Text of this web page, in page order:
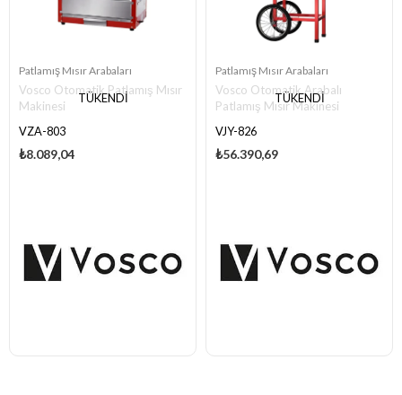
TÜKENDI
Patlamış Mısır Arabaları
Vosco Otomatik Patlamış Mısır
Makinesi
VZA-803
₺8.089,04
TÜKENDI
Patlamış Mısır Arabaları
Vosco Otomatik Arabalı
Patlamış Mısır Makinesi
VJY-826
₺56.390,69